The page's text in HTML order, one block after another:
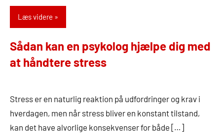
Læs videre
Sådan kan en psykolog hjælpe dig med
at håndtere stress
oktober
2024
Stress er en naturlig reaktion på udfordringer og krav i
hverdagen, men når stress bliver en konstant tilstand,
kan det have alvorlige konsekvenser for både […]